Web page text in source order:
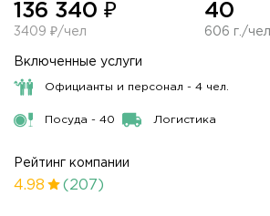
136 340 ₽
3409 ₽/чел
40
606 г./чел.
Включенные услуги
Официанты и персонал - 4 чел.
Посуда - 40 Логистика
Рейтинг компании
4.98 (207)